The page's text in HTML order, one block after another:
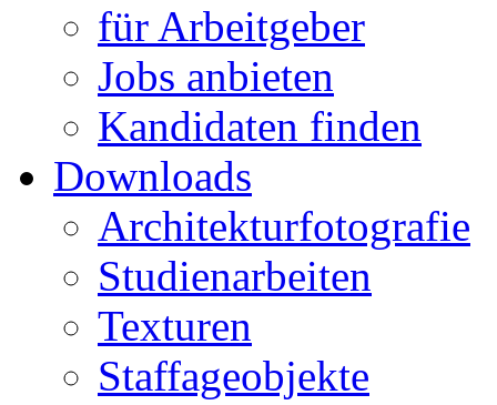
für Arbeitgeber
Jobs anbieten
Kandidaten finden
Downloads
Architekturfotografie
Studienarbeiten
Texturen
Staffageobjekte